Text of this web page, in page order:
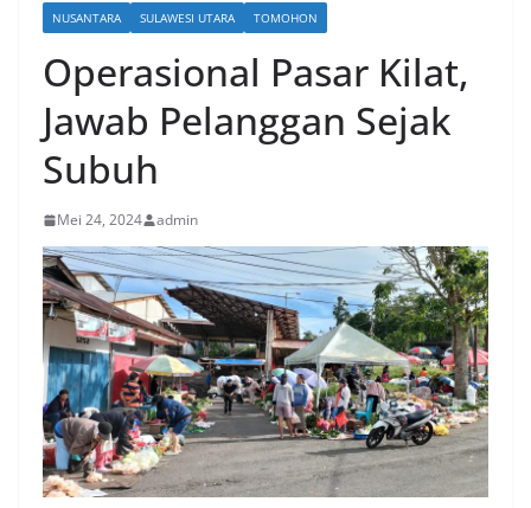
NUSANTARA SULAWESI UTARA TOMOHON
Operasional Pasar Kilat,
Jawab Pelanggan Sejak
Subuh
Mei 24, 2024 admin